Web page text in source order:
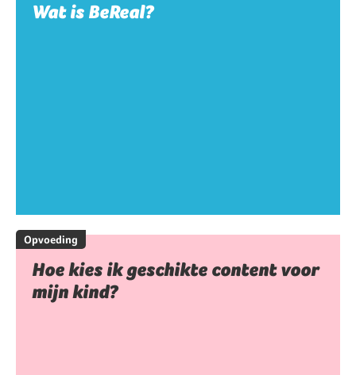
Wat is BeReal?
Opvoeding
Hoe kies ik geschikte content voor
mijn kind?